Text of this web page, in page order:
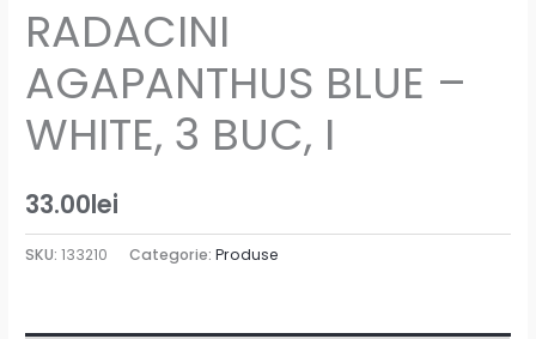
RADACINI
AGAPANTHUS BLUE –
WHITE, 3 BUC, I
33.00lei
SKU:133210 Categorie:Produse